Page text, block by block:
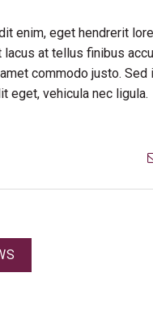
enim, eget hendrerit
at tellus finibus
commodo justo.
eget, vehicula nec ligula.